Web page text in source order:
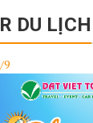
DU LỊCH